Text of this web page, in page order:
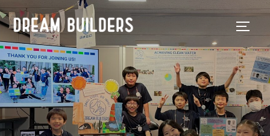
コ
ン
テ
ン
ツ
へ
ス
キ